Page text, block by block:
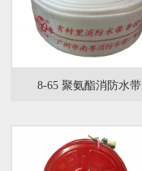
8-65 聚氨酯消防水带